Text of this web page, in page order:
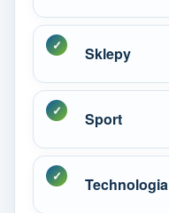
Sklepy
Sport
Technologia